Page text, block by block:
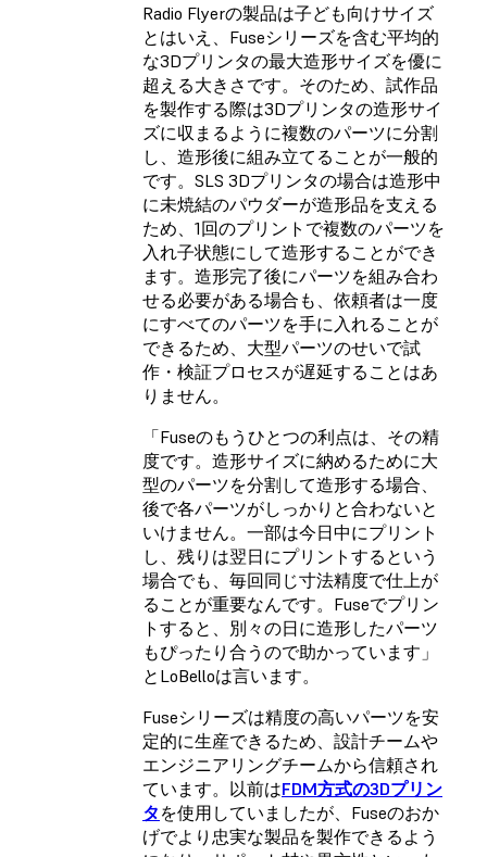
Radio Flyerの製品は子ども向けサイズ
とはいえ、Fuseシリーズを含む平均的
な3Dプリンタの最大造形サイズを優に
超える大きさです。そのため、試作品
を製作する際は3Dプリンタの造形サイ
ズに収まるように複数のパーツに分割
し、造形後に組み立てることが一般的
です。SLS 3Dプリンタの場合は造形中
に未焼結のパウダーが造形品を支える
ため、1回のプリントで複数のパーツを
入れ子状態にして造形することができ
ます。造形完了後にパーツを組み合わ
せる必要がある場合も、依頼者は一度
にすべてのパーツを手に入れることが
できるため、大型パーツのせいで試
作・検証プロセスが遅延することはあ
りません。
「Fuseのもうひとつの利点は、その精
度です。造形サイズに納めるために大
型のパーツを分割して造形する場合、
後で各パーツがしっかりと合わないと
いけません。一部は今日中にプリント
し、残りは翌日にプリントするという
場合でも、毎回同じ寸法精度で仕上が
ることが重要なんです。Fuseでプリン
トすると、別々の日に造形したパーツ
もぴったり合うので助かっています」
とLoBelloは言います。
Fuseシリーズは精度の高いパーツを安
定的に生産できるため、設計チームや
エンジニアリングチームから信頼され
ています。以前はFDM方式の3Dプリン
タ を使用していましたが、Fuseのおか
げでより忠実な製品を製作できるよう